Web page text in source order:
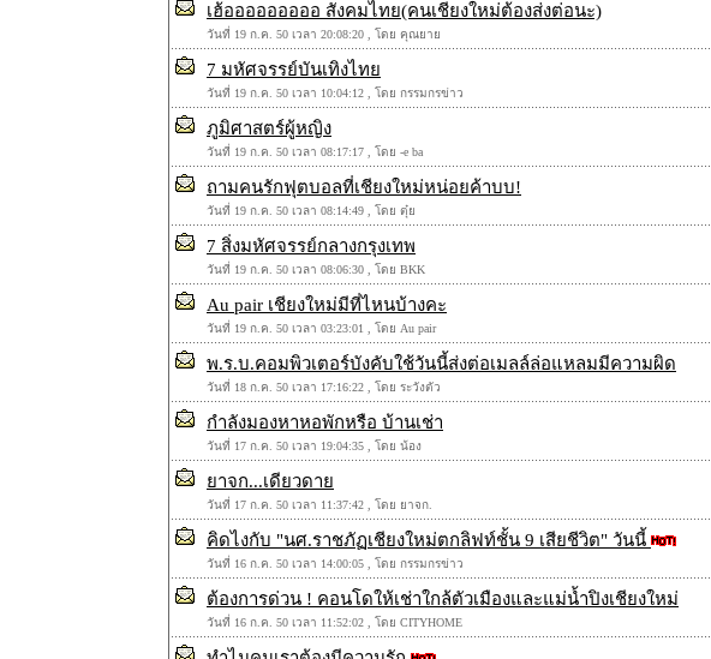
เฮ้อออออออออ สังคมไทย(คนเชียงใหม่ต้องส่งต่อนะ)
วันที่ 19 ก.ค. 50 เวลา 20:08:20 , โดย คุณยาย
7 มหัศจรรย์บันเทิงไทย
วันที่ 19 ก.ค. 50 เวลา 10:04:12 , โดย กรรมกรข่าว
ภูมิศาสตร์ผู้หญิง
วันที่ 19 ก.ค. 50 เวลา 08:17:17 , โดย -e ba
ถามคนรักฟุตบอลที่เชียงใหม่หน่อยค้าบบ!
วันที่ 19 ก.ค. 50 เวลา 08:14:49 , โดย ตุ๋ย
7 สิ่งมหัศจรรย์กลางกรุงเทพ
วันที่ 19 ก.ค. 50 เวลา 08:06:30 , โดย BKK
Au pair เชียงใหม่มีที่ไหนบ้างคะ
วันที่ 19 ก.ค. 50 เวลา 03:23:01 , โดย Au pair
พ.ร.บ.คอมพิวเตอร์บังคับใช้วันนี้ส่งต่อเมลล์ล่อแหลมมีความผิด
วันที่ 18 ก.ค. 50 เวลา 17:16:22 , โดย ระวังตัว
กำลังมองหาหอพักหรือ บ้านเช่า
วันที่ 17 ก.ค. 50 เวลา 19:04:35 , โดย น้อง
ยาจก...เดียวดาย
วันที่ 17 ก.ค. 50 เวลา 11:37:42 , โดย ยาจก.
คิดไงกับ "นศ.ราชภัฏเชียงใหม่ตกลิฟท์ชั้น 9 เสียชีวิต" วันนี้
วันที่ 16 ก.ค. 50 เวลา 14:00:05 , โดย กรรมกรข่าว
ต้องการด่วน ! คอนโดให้เช่าใกล้ตัวเมืองและแม่น้ำปิงเชียงใหม่
วันที่ 16 ก.ค. 50 เวลา 11:52:02 , โดย CITYHOME